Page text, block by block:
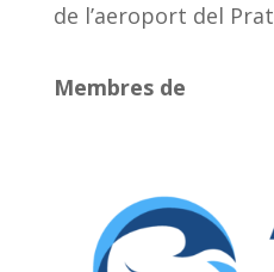
de l’aeroport del Prat
Membres de